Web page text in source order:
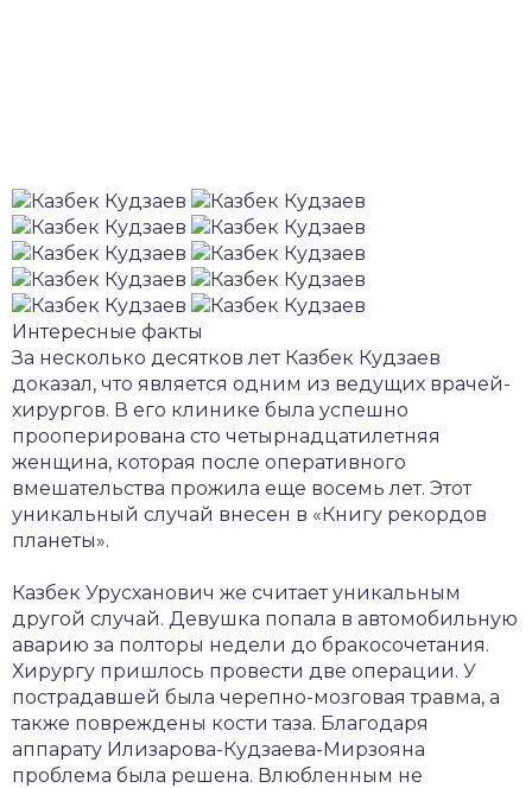
Интересные факты
За несколько десятков лет Казбек Кудзаев
доказал, что является одним из ведущих врачей-
хирургов. В его клинике была успешно
прооперирована сто четырнадцатилетняя
женщина, которая после оперативного
вмешательства прожила еще восемь лет. Этот
уникальный случай внесен в «Книгу рекордов
планеты».
Казбек Урусханович же считает уникальным
другой случай. Девушка попала в автомобильную
аварию за полторы недели до бракосочетания.
Хирургу пришлось провести две операции. У
пострадавшей была черепно-мозговая травма, а
также повреждены кости таза. Благодаря
аппарату Илизарова-Кудзаева-Мирзояна
проблема была решена. Влюбленным не